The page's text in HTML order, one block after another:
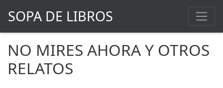
SOPA DE LIBROS
NO MIRES AHORA Y OTROS
RELATOS